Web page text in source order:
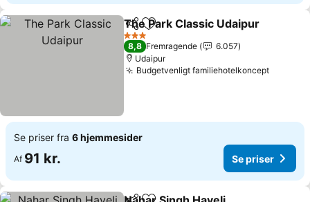
Del Føj til favoritter
The Park Classic Udaipur
3 Stjerner
8,8 Fremragende
6.057
Udaipur
Budgetvenligt familiehotelkoncept
Se priser fra 6 hjemmesider
Af 91 kr. Se priser